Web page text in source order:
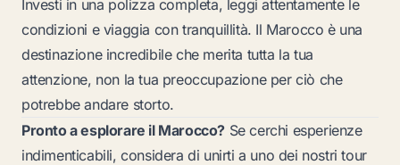
Investi in una polizza completa, leggi attentamente le
condizioni e viaggia con tranquillità. Il Marocco è una
destinazione incredibile che merita tutta la tua
attenzione, non la tua preoccupazione per ciò che
potrebbe andare storto.
Pronto a esplorare il Marocco? Se cerchi esperienze
indimenticabili, considera di unirti a uno dei nostri tour